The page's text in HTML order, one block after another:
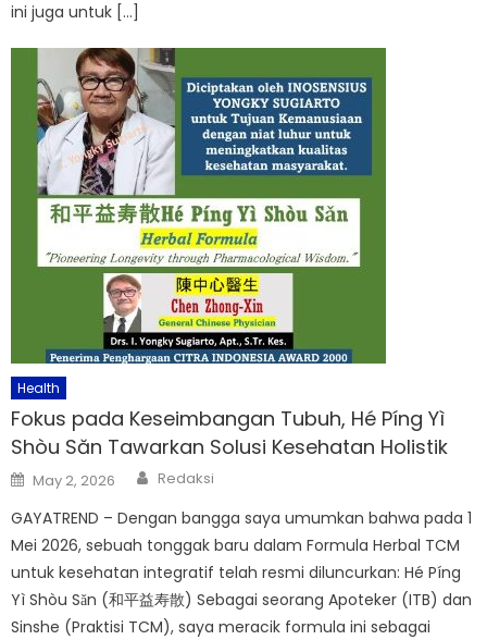
ini juga untuk […]
Health
Fokus pada Keseimbangan Tubuh, Hé Píng Yì
Shòu Săn Tawarkan Solusi Kesehatan Holistik
Posted
on
May 2, 2026 Author
Redaksi
GAYATREND – Dengan bangga saya umumkan bahwa pada 1
Mei 2026, sebuah tonggak baru dalam Formula Herbal TCM
untuk kesehatan integratif telah resmi diluncurkan: Hé Píng
Yì Shòu Sǎn (和平益寿散) Sebagai seorang Apoteker (ITB) dan
Sinshe (Praktisi TCM), saya meracik formula ini sebagai